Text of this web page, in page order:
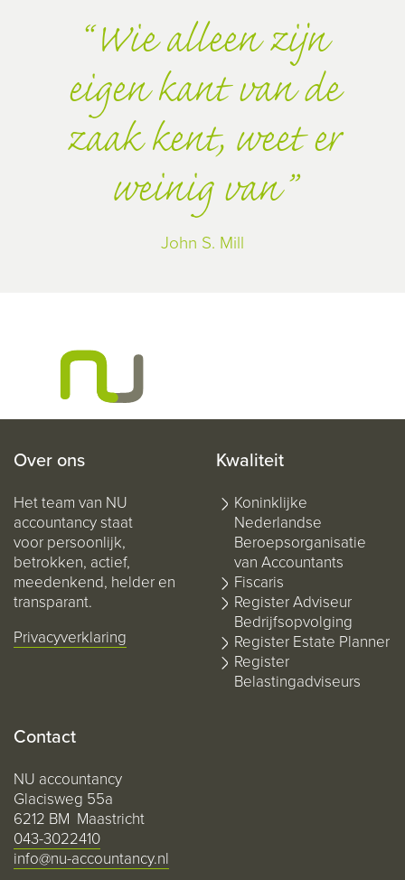
Wie alleen zijn
eigen kant van de
zaak kent, weet er
weinig van
John S. Mill
Over ons
Het team van NU
accountancy staat
voor persoonlijk,
betrokken, actief,
meedenkend, helder en
transparant.
Privacyverklaring
Kwaliteit
Koninklijke
Nederlandse
Beroepsorganisatie
van Accountants
Fiscaris
Register Adviseur
Bedrijfsopvolging
Register Estate Planner
Register
Belastingadviseurs
Contact
NU accountancy
Glacisweg 55a
6212 BM Maastricht
043-3022410
info@nu-accountancy.nl